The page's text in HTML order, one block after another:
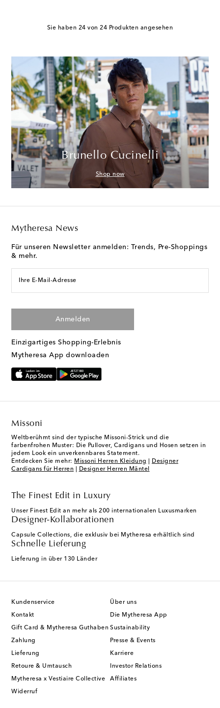
Sie haben 24 von 24 Produkten angesehen
Brunello Cucinelli
Shop now
Mytheresa News
Für unseren Newsletter anmelden: Trends, Pre-Shoppings
& mehr.
Ihre E-Mail-Adresse
Anmelden
Einzigartiges Shopping-Erlebnis
Mytheresa App downloaden
Missoni
Weltberühmt sind der typische Missoni-Strick und die
farbenfrohen Muster: Die Pullover, Cardigans und Hosen setzen in
jedem Look ein unverkennbares Statement.
Entdecken Sie mehr: Missoni Herren Kleidung
Designer
Cardigans für Herren
Designer Herren Mäntel
The Finest Edit in Luxury
Unser Finest Edit an mehr als 200 internationalen Luxusmarken
Designer-Kollaborationen
Capsule Collections, die exklusiv bei Mytheresa erhältlich sind
Schnelle Lieferung
Lieferung in über 130 Länder
Kundenservice
Kontakt
Gift Card & Mytheresa Guthaben
Zahlung
Lieferung
Retoure & Umtausch
Mytheresa x Vestiaire Collective
Widerruf
Über uns
Die Mytheresa App
Sustainability
Presse & Events
Karriere
Investor Relations
Affiliates